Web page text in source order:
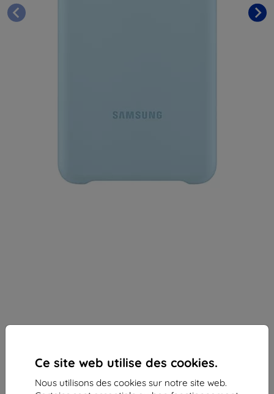
Ce site web utilise des cookies.
Nous utilisons des cookies sur notre site web.